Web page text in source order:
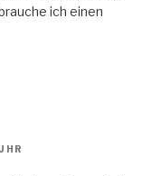
ich einen